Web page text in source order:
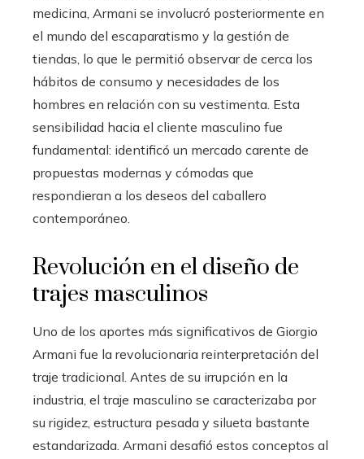
medicina, Armani se involucró posteriormente en
el mundo del escaparatismo y la gestión de
tiendas, lo que le permitió observar de cerca los
hábitos de consumo y necesidades de los
hombres en relación con su vestimenta. Esta
sensibilidad hacia el cliente masculino fue
fundamental: identificó un mercado carente de
propuestas modernas y cómodas que
respondieran a los deseos del caballero
contemporáneo.
Revolución en el diseño de
trajes masculinos
Uno de los aportes más significativos de Giorgio
Armani fue la revolucionaria reinterpretación del
traje tradicional. Antes de su irrupción en la
industria, el traje masculino se caracterizaba por
su rigidez, estructura pesada y silueta bastante
estandarizada. Armani desafió estos conceptos al